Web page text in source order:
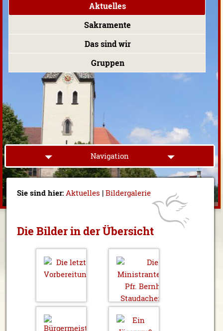
Aktuelles
Sakramente
Das sind wir
Gruppen
Navigation
Sie sind hier:Aktuelles |Bildergalerie
Die Bilder in der Übersicht